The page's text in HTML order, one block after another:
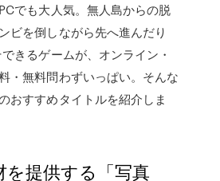
でも大人気。無人島からの脱
ビを倒しながら先へ進んだり
きるゲームが、オンライン・
・無料問わずいっぱい。そんな
おすすめタイトルを紹介しま
を提供する「写真